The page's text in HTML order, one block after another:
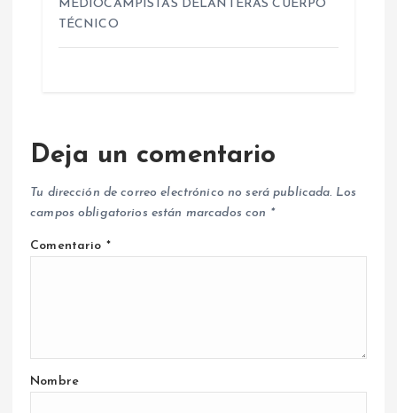
MEDIOCAMPISTAS DELANTERAS CUERPO
TÉCNICO
Deja un comentario
Tu dirección de correo electrónico no será publicada. Los
campos obligatorios están marcados con *
Comentario *
Nombre